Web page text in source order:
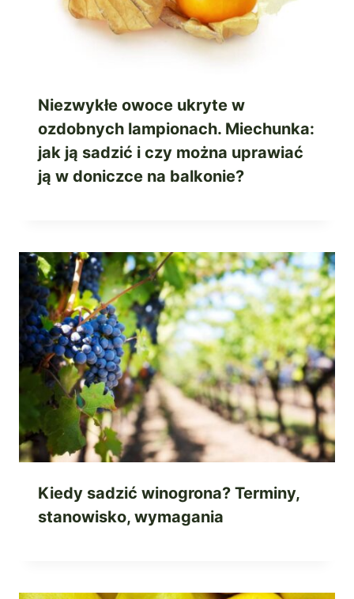
Niezwykłe owoce ukryte w
ozdobnych lampionach. Miechunka:
jak ją sadzić i czy można uprawiać
ją w doniczce na balkonie?
Kiedy sadzić winogrona? Terminy,
stanowisko, wymagania